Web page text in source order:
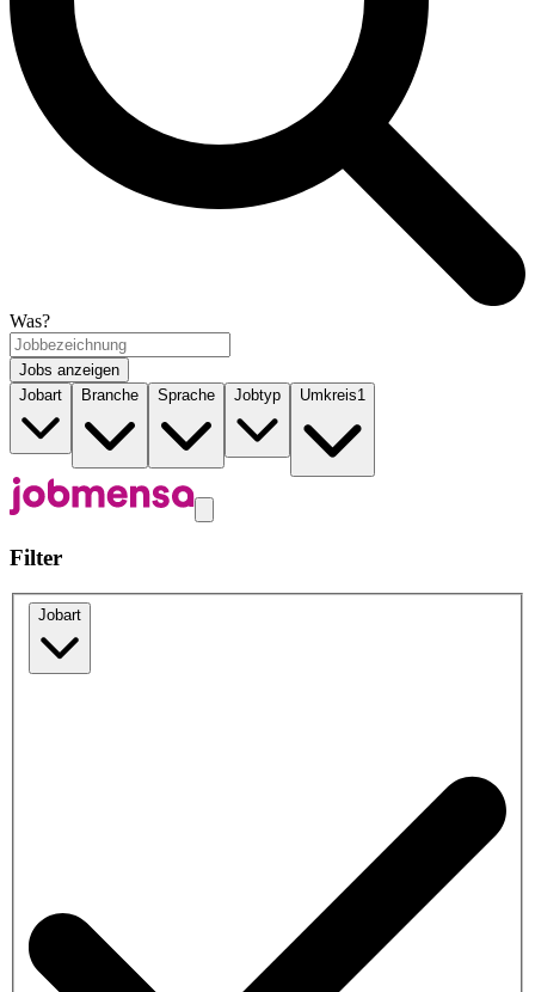
Was?
Jobs anzeigen
Jobart
Branche Sprache Jobtyp Umkreis1
Filter
Jobart